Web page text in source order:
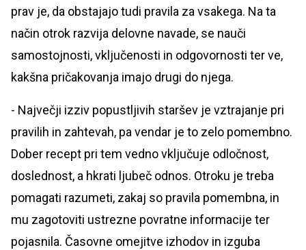
prav je, da obstajajo tudi pravila za vsakega. Na ta
način otrok razvija delovne navade, se nauči
samostojnosti, vključenosti in odgovornosti ter ve,
kakšna pričakovanja imajo drugi do njega.
- Največji izziv popustljivih staršev je vztrajanje pri
pravilih in zahtevah, pa vendar je to zelo pomembno.
Dober recept pri tem vedno vključuje odločnost,
doslednost, a hkrati ljubeč odnos. Otroku je treba
pomagati razumeti, zakaj so pravila pomembna, in
mu zagotoviti ustrezne povratne informacije ter
pojasnila. Časovne omejitve izhodov in izguba